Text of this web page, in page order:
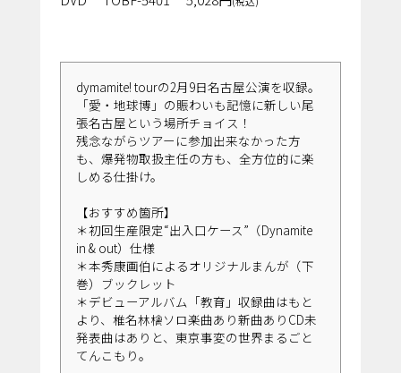
dymamite! tourの2月9日名古屋公演を収録。
「愛・地球博」の賑わいも記憶に新しい尾
張名古屋という場所チョイス！
残念ながらツアーに参加出来なかった方
も、爆発物取扱主任の方も、全方位的に楽
しめる仕掛け。
【おすすめ箇所】
＊初回生産限定“出入口ケース”（Dynamite
in & out）仕様
＊本秀康画伯によるオリジナルまんが（下
巻）ブックレット
＊デビューアルバム「教育」収録曲はもと
より、椎名林檎ソロ楽曲あり新曲ありCD未
発表曲はありと、東京事変の世界まるごと
てんこもり。